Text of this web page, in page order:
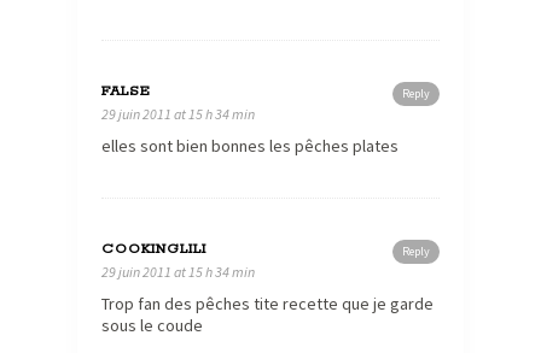
Reply
FALSE
29 juin 2011 at 15 h 34 min
elles sont bien bonnes les pêches plates
Reply
COOKINGLILI
29 juin 2011 at 15 h 34 min
Trop fan des pêches tite recette que je garde
sous le coude